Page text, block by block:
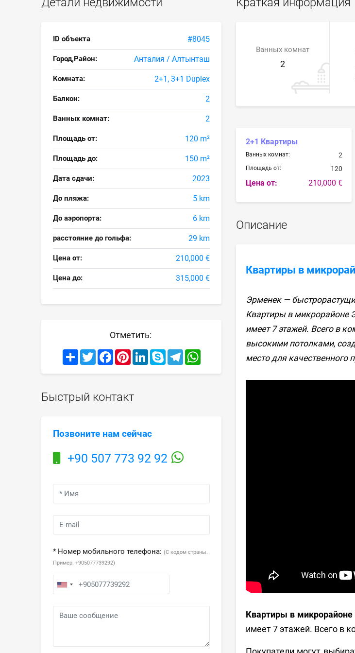
ID объекта #8045
Город,Район: Анталия / Алтынташ
Комната: 2+1, 3+1 Duplex
Балкон: 2
Ванных комнат: 2
Площадь от: 120 m²
Площадь до: 150 m²
Дата сдачи: 2023
До пляжа: 5 km
До аэропорта: 6 km
расстояние до гольфа: 29 km
Цена от: 210,000 €
Цена до: 315,000 €
Отметить:
ShareTwitterFacebookPinterestLinkedInSkypeTelegramWhatsApp
Быстрый контакт
Позвоните нам сейчас
+90 507 773 92 92
* Номер мобильного телефона: (С кодом страны.
Пример: +905077739292)
Ванных комнат
2
2+1 Квартиры
Ванных комнат: 2
Площадь от: 120
Цена от: 210,000 €
Описание
Квартиры в
Эрменек —
Квартиры в микрорайоне
имеет 7 этажей. Всего в
высокими потолками,
место для качественного
Квартиры в
имеет 7 этажей. Всего в